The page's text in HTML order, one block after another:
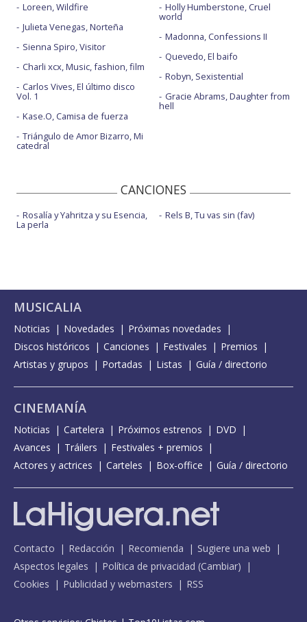
Loreen, Wildfire
Julieta Venegas, Norteña
Sienna Spiro, Visitor
Charli xcx, Music, fashion, film
Carlos Vives, El último disco
Vol. 1
Kase.O, Camisa de fuerza
Triángulo de Amor Bizarro, Mi
catedral
Holly Humberstone, Cruel
world
Madonna, Confessions II
Quevedo, El baifo
Robyn, Sexistential
Gracie Abrams, Daughter from
hell
CANCIONES
Rosalía y Yahritza y su Esencia,
La perla
Rels B, Tu vas sin (fav)
MUSICALIA
Noticias Novedades
Próximas novedades
Discos históricos
Canciones Festivales
Premios
Artistas y grupos
Portadas Listas Guía / directorio
CINEMANÍA
Noticias Cartelera Próximos estrenos
DVD
Avances
Tráilers
Festivales + premios
Actores y actrices
Carteles Box-office Guía / directorio
Contacto Redacción Recomienda
Sugiere una web
Aspectos legales
Política de privacidad (Cambiar)
Cookies
Publicidad y webmasters RSS